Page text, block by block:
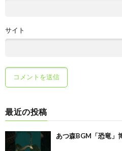
サイト
最近の投稿
あつ森BGM「恐竜